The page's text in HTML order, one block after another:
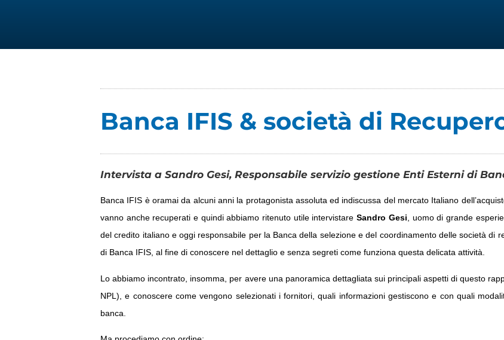
Banca IFIS & società di
Intervista a Sandro Gesi, Responsabile servizio gestione Enti Esterni di
Banca IFIS è oramai da alcuni anni la protagonista assoluta ed indiscussa del mercato Italiano
vanno anche recuperati e quindi abbiamo ritenuto utile intervistareSandro Gesi, uomo di grande
del credito italiano e oggi responsabile per la Banca della selezione e del coordinamento delle società di
di Banca IFIS, al fine di conoscere nel dettaglio e senza segreti come funziona questa delicata attività.
Lo abbiamo incontrato, insomma, per avere una panoramica dettagliata sui principali aspetti di questo
NPL), e conoscere come vengono selezionati i fornitori, quali informazioni gestiscono e con quali
banca.